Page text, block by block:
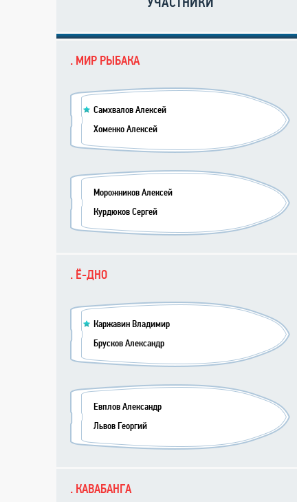
. МИР РЫБАКА
Самхвалов Алексей
Хоменко Алексей
Морожников Алексей
Курдюков Сергей
. Ё-ДНО
Каржавин Владимир
Брусков Александр
Евплов Александр
Львов Георгий
. КАВАБАНГА